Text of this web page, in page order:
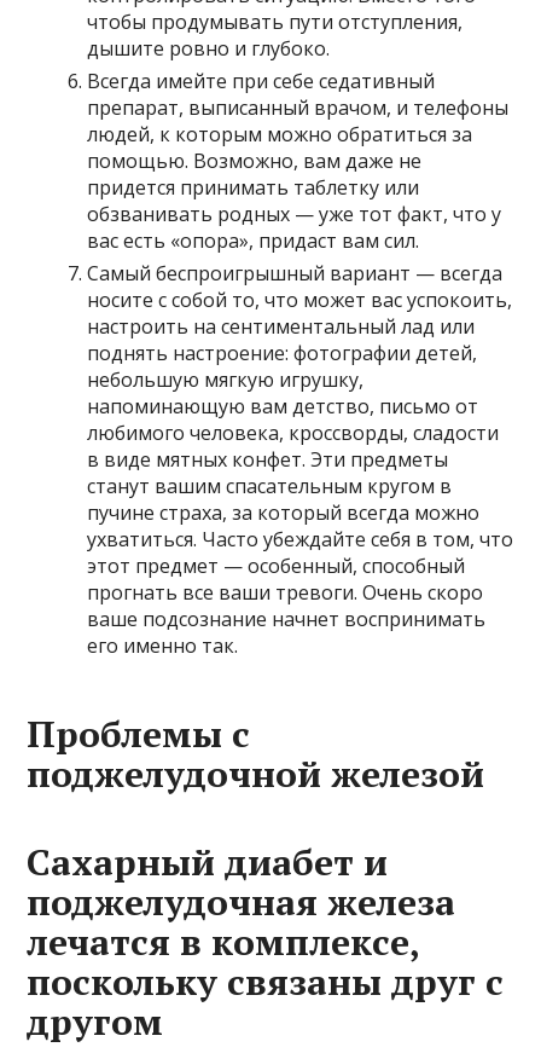
чтобы продумывать пути отступления,
дышите ровно и глубоко.
Всегда имейте при себе седативный
препарат, выписанный врачом, и телефоны
людей, к которым можно обратиться за
помощью. Возможно, вам даже не
придется принимать таблетку или
обзванивать родных — уже тот факт, что у
вас есть «опора», придаст вам сил.
Самый беспроигрышный вариант — всегда
носите с собой то, что может вас успокоить,
настроить на сентиментальный лад или
поднять настроение: фотографии детей,
небольшую мягкую игрушку,
напоминающую вам детство, письмо от
любимого человека, кроссворды, сладости
в виде мятных конфет. Эти предметы
станут вашим спасательным кругом в
пучине страха, за который всегда можно
ухватиться. Часто убеждайте себя в том, что
этот предмет — особенный, способный
прогнать все ваши тревоги. Очень скоро
ваше подсознание начнет воспринимать
его именно так.
Проблемы с
поджелудочной железой
Сахарный диабет и
поджелудочная железа
лечатся в комплексе,
поскольку связаны друг с
другом